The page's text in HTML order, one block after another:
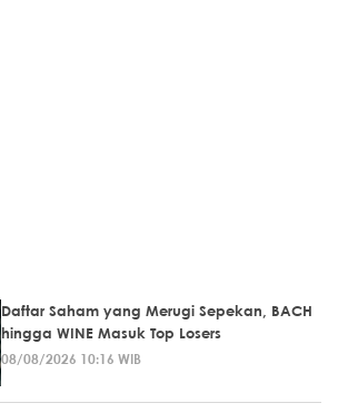
Daftar Saham yang Merugi Sepekan, BACH
hingga WINE Masuk Top Losers
08/08/2026 10:16 WIB